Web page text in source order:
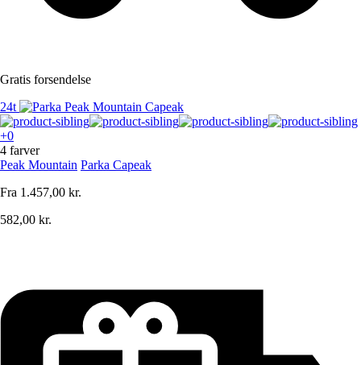
Gratis forsendelse
24t
+0
4 farver
Peak Mountain Parka Capeak
Fra 1.457,00 kr.
582,00 kr.